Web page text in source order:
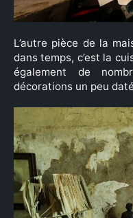
L’autre pièce de la
dans temps, c’est la
également de
décorations un peu